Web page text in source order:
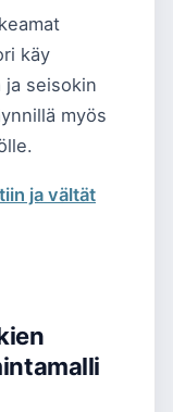
käy
ja seisokin
myös
ja vältät